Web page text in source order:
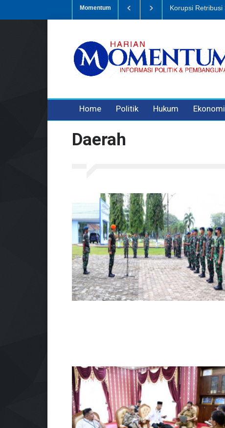
Momentum
Retribusi Sampah, Eks Bendahara Pembantu DLH Divonis 5 Tahun
Home Politik Hukum Ekonomi
Daerah